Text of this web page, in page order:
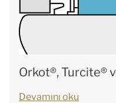
Orkot®, Turcite®
Devamını oku